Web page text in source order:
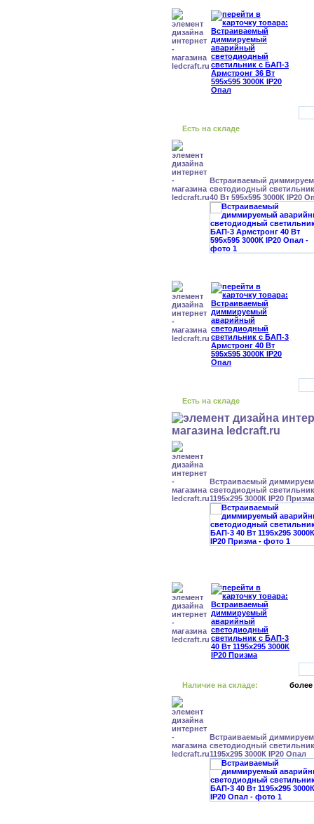
Есть на складе
Встраиваемый
светодиодный
40 Вт 595x595 3000К IP20
Есть на складе
Встраиваемый
светодиодный
1195x295 3000К IP20 Призма
Наличие на складе: более
Встраиваемый
светодиодный
1195x295 3000К IP20 Опал